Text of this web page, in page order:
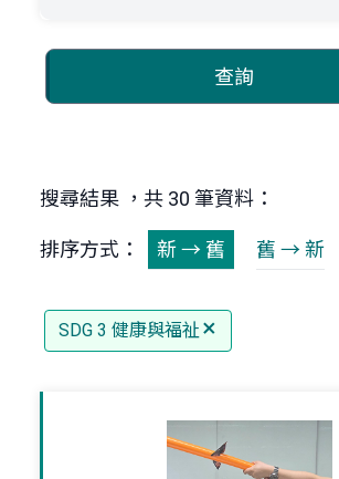
查詢
搜尋結果 ，共 30 筆資料：
排序方式： 新 → 舊 舊 → 新
SDG 3 健康與福祉